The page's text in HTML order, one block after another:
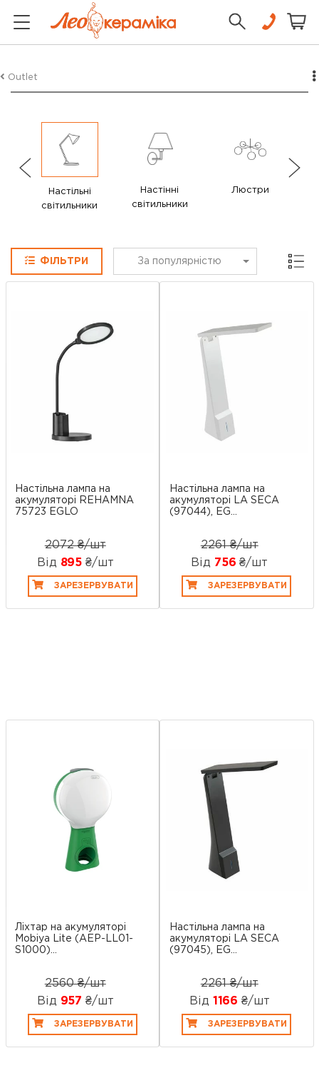
Outlet
Настільні
світильники
Настінні
світильники
Люстри
ФІЛЬТРИ За популярністю Сітка
Настільна лампа на
акумуляторі REHAMNA
75723 EGLO
2072 ₴/шт
Від 895 ₴/шт
ЗАРЕЗЕРВУВАТИ
Настільна лампа на
акумуляторі LA SECA
(97044), EG...
2261 ₴/шт
Від 756₴/шт
ЗАРЕЗЕРВУВАТИ
Ліхтар на акумуляторі
Mobiya Lite (AEP-LL01-
S1000)...
2560 ₴/шт
Від 957 ₴/шт
ЗАРЕЗЕРВУВАТИ
Настільна лампа на
акумуляторі LA SECA
(97045), EG...
2261 ₴/шт
Від 1166 ₴/шт
ЗАРЕЗЕРВУВАТИ